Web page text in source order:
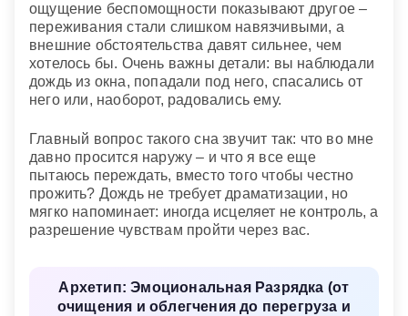
ощущение беспомощности показывают другое –
переживания стали слишком навязчивыми, а
внешние обстоятельства давят сильнее, чем
хотелось бы. Очень важны детали: вы наблюдали
дождь из окна, попадали под него, спасались от
него или, наоборот, радовались ему.
Главный вопрос такого сна звучит так: что во мне
давно просится наружу – и что я все еще
пытаюсь переждать, вместо того чтобы честно
прожить? Дождь не требует драматизации, но
мягко напоминает: иногда исцеляет не контроль, а
разрешение чувствам пройти через вас.
Архетип: Эмоциональная Разрядка (от
очищения и облегчения до перегруза и